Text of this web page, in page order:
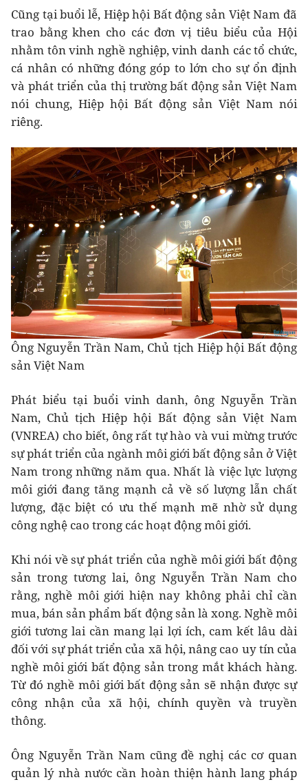
Cũng tại buổi lễ, Hiệp hội Bất động sản Việt Nam đã
trao bằng khen cho các đơn vị tiêu biểu của Hội
nhằm tôn vinh nghề nghiệp, vinh danh các tổ chức,
cá nhân có những đóng góp to lớn cho sự ổn định
và phát triển của thị trường bất động sản Việt Nam
nói chung, Hiệp hội Bất động sản Việt Nam nói
riêng.
Ông Nguyễn Trần Nam, Chủ tịch Hiệp hội Bất động
sản Việt Nam
Phát biểu tại buổi vinh danh, ông Nguyễn Trần
Nam, Chủ tịch Hiệp hội Bất động sản Việt Nam
(VNREA) cho biết, ông rất tự hào và vui mừng trước
sự phát triển của ngành môi giới bất động sản ở Việt
Nam trong những năm qua. Nhất là việc lực lượng
môi giới đang tăng mạnh cả về số lượng lẫn chất
lượng, đặc biệt có ưu thế mạnh mẽ nhờ sử dụng
công nghệ cao trong các hoạt động môi giới.
Khi nói về sự phát triển của nghề môi giới bất động
sản trong tương lai, ông Nguyễn Trần Nam cho
rằng, nghề môi giới hiện nay không phải chỉ cần
mua, bán sản phẩm bất động sản là xong. Nghề môi
giới tương lai cần mang lại lợi ích, cam kết lâu dài
đối với sự phát triển của xã hội, nâng cao uy tín của
nghề môi giới bất động sản trong mắt khách hàng.
Từ đó nghề môi giới bất động sản sẽ nhận được sự
công nhận của xã hội, chính quyền và truyền
thông.
Ông Nguyễn Trần Nam cũng đề nghị các cơ quan
quản lý nhà nước cần hoàn thiện hành lang pháp